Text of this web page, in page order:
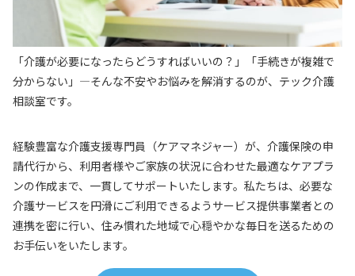
「介護が必要になったらどうすればいいの？」「手続きが複雑で
分からない」―そんな不安やお悩みを解消するのが、テック介護
相談室です。
経験豊富な介護支援専門員（ケアマネジャー）が、介護保険の申
請代行から、利用者様やご家族の状況に合わせた最適なケアプラ
ンの作成まで、一貫してサポートいたします。私たちは、必要な
介護サービスを円滑にご利用できるようサービス提供事業者との
連携を密に行い、住み慣れた地域で心穏やかな毎日を送るための
お手伝いをいたします。